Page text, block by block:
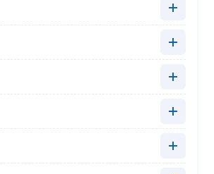
(6)
(11)
(7)
(8)
(6)
(15)
(4)
(20)
(12)
(6)
(11)
(6)
(16)
(11)
(10)
(11)
(4)
(15)
(11)
(9)
(13)
(7)
(16)
(30)
(15)
(14)
(9)
(10)
(18)
(13)
(8)
(8)
(12)
(17)
(11)
(17)
(18)
(14)
(22)
(15)